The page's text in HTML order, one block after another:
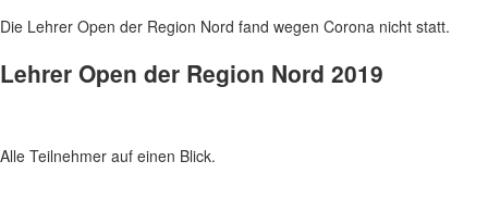
Die Lehrer Open der Region Nord fand wegen Corona nicht statt.
Lehrer Open der Region Nord 2019
Alle Teilnehmer auf einen Blick.